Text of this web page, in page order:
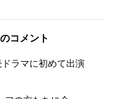
コメント
ラマに初めて出演